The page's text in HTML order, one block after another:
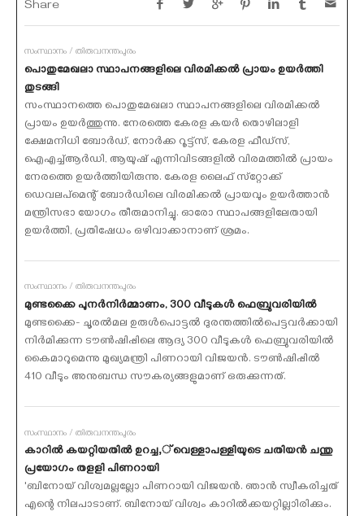
Share
സംസ്ഥാനം / തിരുവനന്തപുരം
പൊതുമേഖലാ സ്ഥാപനങ്ങളിലെ വിരമിക്കല്‍ പ്രായം ഉയര്‍ത്തി
തുടങ്ങി
സംസ്ഥാനത്തെ പൊതുമേഖലാ സ്ഥാപനങ്ങളിലെ വിരമിക്കല്‍
പ്രായം ഉയര്‍ത്തുന്നു. നേരത്തെ കേരള കയര്‍ തൊഴിലാളി
ക്ഷേമനിധി ബോര്‍ഡ്, നോര്‍ക്ക റൂട്ട്‌സ്, കേരള ഫീഡ്‌സ്,
ഐഎച്ച്ആര്‍ഡി, ആയുഷ് എന്നിവിടങ്ങളില്‍ വിരമത്തില്‍ പ്രായം
നേരത്തെ ഉയര്‍ത്തിയിരുന്നു. കേരള ലൈഫ് സ്‌റ്റോക്ക്
ഡെവലപ്‌മെന്റ് ബോര്‍ഡിലെ വിരമിക്കല്‍ പ്രായവും ഉയര്‍ത്താന്‍
മന്ത്രിസഭാ യോഗം തീരുമാനിച്ചു. ഓരോ സ്ഥാപങ്ങളിലേതായി
ഉയര്‍ത്തി, പ്രതിഷേധം ഒഴിവാക്കാനാണ് ശ്രമം.
സംസ്ഥാനം / തിരുവനന്തപുരം
മുണ്ടക്കൈ പുനര്‍നിര്‍മ്മാണം, 300 വീടുകള്‍ ഫെബ്രുവരിയില്‍
മുണ്ടക്കൈ- ചൂരല്‍മല ഉരുള്‍പൊട്ടല്‍ ദുരന്തത്തില്‍പെട്ടവര്‍ക്കായി
നിര്‍മിക്കുന്ന ടൗണ്‍ഷിപ്പിലെ ആദ്യ 300 വീടുകള്‍ ഫെബ്രുവരിയില്‍
കൈമാറുമെന്നു മുഖ്യമന്ത്രി പിണറായി വിജയന്‍. ടൗണ്‍ഷിപ്പില്‍
410 വീടും അനുബന്ധ സൗകര്യങ്ങളുമാണ് ഒരുക്കുന്നത്.
സംസ്ഥാനം / തിരുവനന്തപുരം
കാറില്‍ കയറ്റിയതില്‍ ഉറച്ച,് വെള്ളാപള്ളിയുടെ ചതിയന്‍ ചന്തു
പ്രയോഗം തളളി പിണറായി
'ബിനോയ് വിശ്വമല്ലല്ലോ പിണറായി വിജയന്‍. ഞാന്‍ സ്വീകരിച്ചത്
എന്റെ നിലപാടാണ്. ബിനോയ് വിശ്വം കാറില്‍ക്കയറ്റില്ലാിരിക്കും.